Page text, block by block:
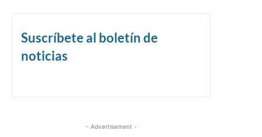
Suscríbete al boletín de
noticias
- Advertisement -